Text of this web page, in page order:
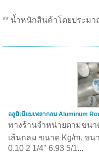
** น้ำหนักสินค้าโดยประม
อลูมิเนียมเพลากลม Aluminum
ทางร้านจำหน่ายตามขนา
เส้นกลม ขนาด Kg/m. ขนา
0.10 2 1/4" 6.93 5/1...